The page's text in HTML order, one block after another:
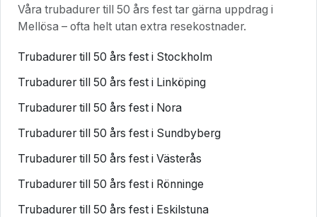
Våra trubadurer till 50 års fest tar gärna uppdrag i
Mellösa – ofta helt utan extra resekostnader.
Trubadurer till 50 års fest i Stockholm
Trubadurer till 50 års fest i Linköping
Trubadurer till 50 års fest i Nora
Trubadurer till 50 års fest i Sundbyberg
Trubadurer till 50 års fest i Västerås
Trubadurer till 50 års fest i Rönninge
Trubadurer till 50 års fest i Eskilstuna